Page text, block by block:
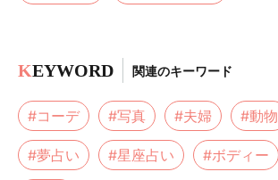
KEYWORD 関連のキーワード
#コーデ #写真 #夫婦 #動物
#夢占い #星座占い #ボディー